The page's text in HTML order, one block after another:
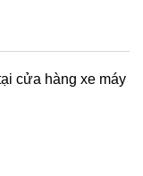
cửa hàng xe máy